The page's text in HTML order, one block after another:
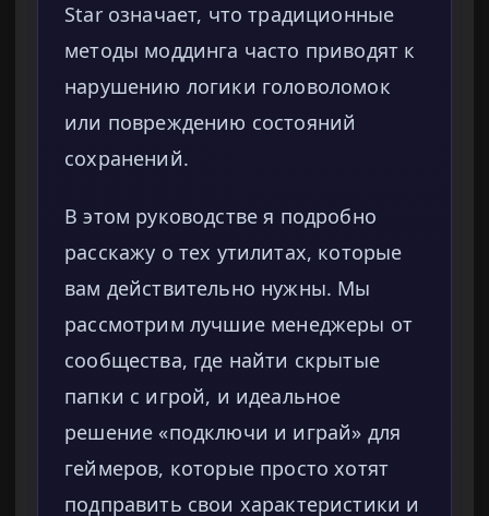
Star означает, что традиционные
методы моддинга часто приводят к
нарушению логики головоломок
или повреждению состояний
сохранений.
В этом руководстве я подробно
расскажу о тех утилитах, которые
вам действительно нужны. Мы
рассмотрим лучшие менеджеры от
сообщества, где найти скрытые
папки с игрой, и идеальное
решение «подключи и играй» для
геймеров, которые просто хотят
подправить свои характеристики и